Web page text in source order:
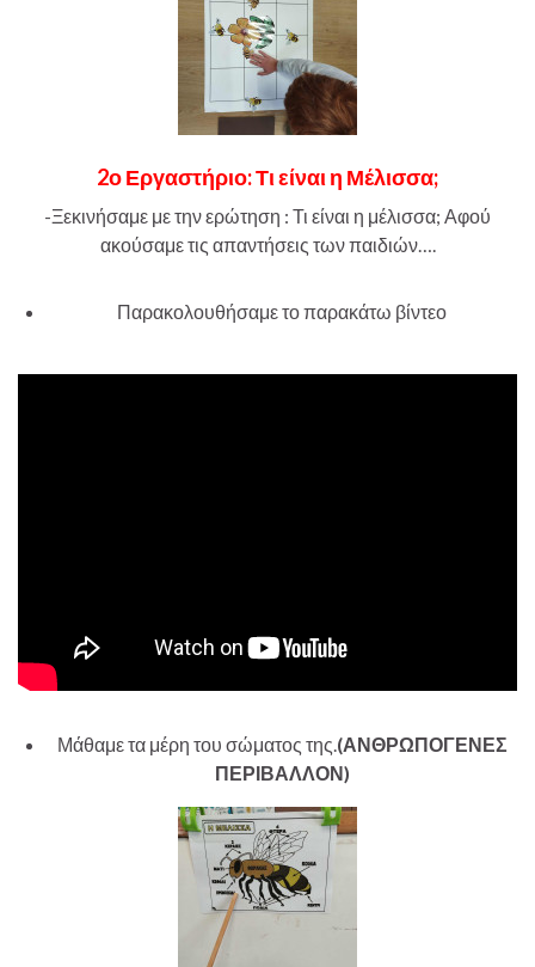
2ο Εργαστήριο: Τι είναι η Μέλισσα;
-Ξεκινήσαμε με την ερώτηση : Τι είναι η μέλισσα; Αφού
ακούσαμε τις απαντήσεις των παιδιών….
Παρακολουθήσαμε το παρακάτω βίντεο
Μάθαμε τα μέρη του σώματος της. (ΑΝΘΡΩΠΟΓΕΝΕΣ
ΠΕΡΙΒΑΛΛΟΝ)